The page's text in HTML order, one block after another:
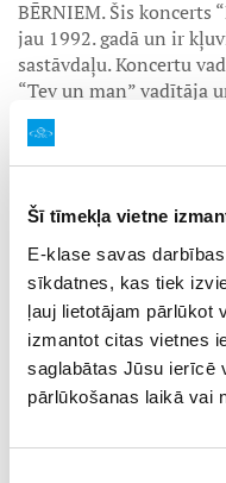
Šī tīmekļa vietne
E-klase savas
sīkdatnes, kas tiek
ļauj lietotājam pārlūkot
izmantot citas vietnes
saglabātas Jūsu ierīcē
pārlūkošanas laikā vai
BĒRNIEM. Šis koncerts
jau 1992. gadā un ir
sastāvdaļu. Koncertu
“Tev un man” vadītāja
Tutas Lapsa. Jau
starpbrīdī tiek cienāti
varētu ieinteresēt bērnu
27. oktobrī – “BILŽU”
29. oktobrī –
AUSTRAS BĒRNU
programmu, 8.
9. novembrī – “BILŽU”